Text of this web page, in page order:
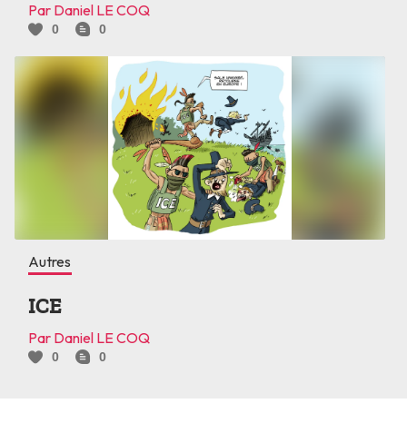
Par Daniel LE COQ
0 0
Autres
ICE
Par Daniel LE COQ
0 0